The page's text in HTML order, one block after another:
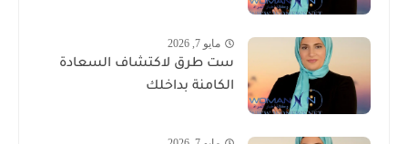
مايو 7, 2026
ست طرق لاكتشاف السعادة
الكامنة بداخلك